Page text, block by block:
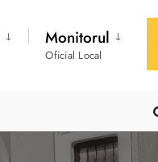
Monitorul
Oficial Local